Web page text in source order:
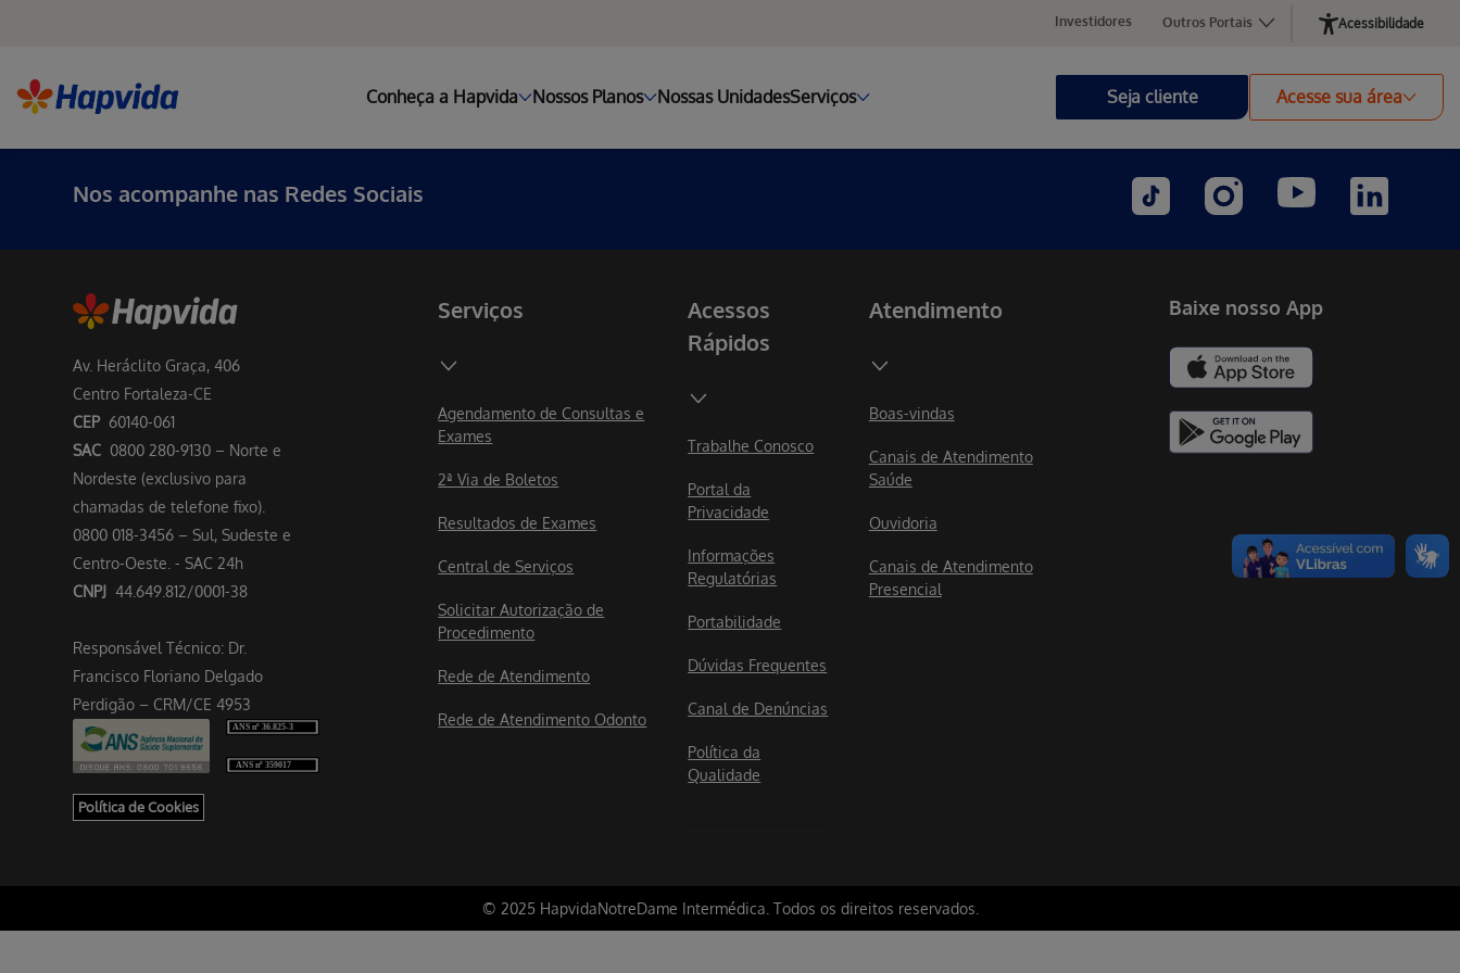
Investidores Outros Portais Acessibilidade
Conheça a Hapvida Nossos Planos Nossas UnidadesServiços Seja cliente Acesse sua área
Nos acompanhe nas Redes Sociais
Av. Heráclito Graça, 406
Centro Fortaleza-CE
CEP 60140-061
SAC 0800 280-9130 – Norte e
Nordeste (exclusivo para
chamadas de telefone fixo).
0800 018-3456 – Sul, Sudeste e
Centro-Oeste. - SAC 24h
CNPJ 44.649.812/0001-38
Responsável Técnico: Dr.
Francisco Floriano Delgado
Perdigão – CRM/CE 4953
Política de Cookies
Serviços
Agendamento de Consultas e
Exames
2ª Via de Boletos
Resultados de Exames
Central de Serviços
Solicitar Autorização de
Procedimento
Rede de Atendimento
Rede de Atendimento Odonto
Acessos
Rápidos
Trabalhe Conosco
Portal da
Privacidade
Informações
Regulatórias
Portabilidade
Dúvidas Frequentes
Canal de Denúncias
Política da
Qualidade
Atendimento
Boas-vindas
Canais de Atendimento
Saúde
Ouvidoria
Canais de Atendimento
Presencial
Baixe nosso App
© 2025 HapvidaNotreDame Intermédica. Todos os direitos reservados.